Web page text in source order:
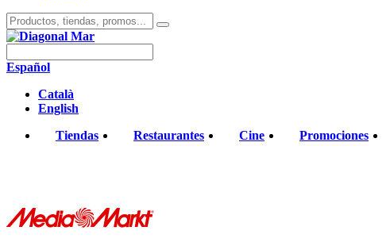
Español
Català
English
Tiendas
Restaurantes Cine Promociones